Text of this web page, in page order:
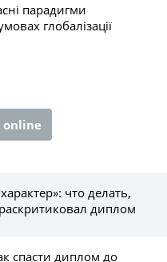
парадигми
глобалізації
online
что делать,
диплом
спасти диплом до